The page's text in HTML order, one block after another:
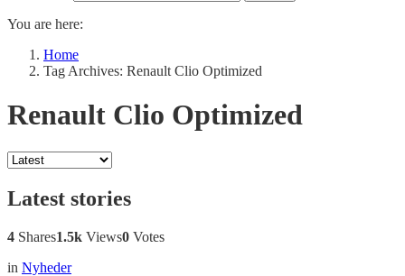
You are here:
Home
Tag Archives: Renault Clio Optimized
Renault Clio Optimized
Latest stories
4 Shares1.5k Views0 Votes
in Nyheder